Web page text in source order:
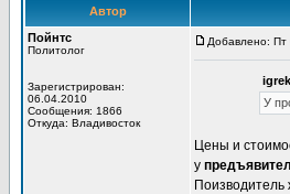
Автор
Пойнтс
Политолог
Зарегистрирован:
06.04.2010
Сообщения: 1866
Откуда: Владивосток
Добавлено:
У
Цены и
у
Поизводитель